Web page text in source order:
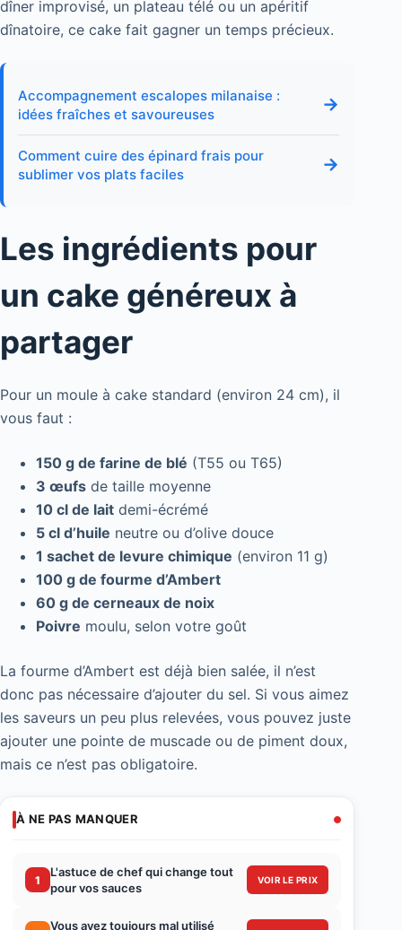
dîner improvisé, un plateau télé ou un apéritif
dînatoire, ce cake fait gagner un temps précieux.
Accompagnement escalopes milanaise :
idées fraîches et savoureuses
→
Comment cuire des épinard frais pour
sublimer vos plats faciles
→
Les ingrédients pour
un cake généreux à
partager
Pour un moule à cake standard (environ 24 cm), il
vous faut :
150 g de farine de blé (T55 ou T65)
3 œufs de taille moyenne
10 cl de lait demi-écrémé
5 cl d’huile neutre ou d’olive douce
1 sachet de levure chimique (environ 11 g)
100 g de fourme d’Ambert
60 g de cerneaux de noix
Poivre moulu, selon votre goût
La fourme d’Ambert est déjà bien salée, il n’est
donc pas nécessaire d’ajouter du sel. Si vous aimez
les saveurs un peu plus relevées, vous pouvez juste
ajouter une pointe de muscade ou de piment doux,
mais ce n’est pas obligatoire.
À NE PAS MANQUER
1
L'astuce de chef qui change tout
pour vos sauces
VOIR LE PRIX
Vous avez toujours mal utilisé